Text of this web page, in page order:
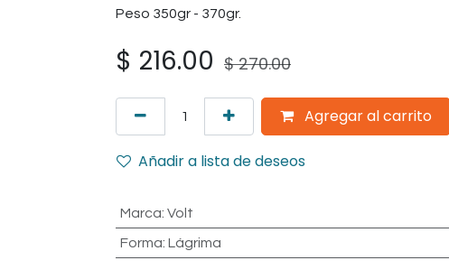
Peso 350gr - 370gr.
$ 216.00 $270.00
Agregar al carrito
Añadir a lista de deseos
Marca: Volt
Forma: Lágrima